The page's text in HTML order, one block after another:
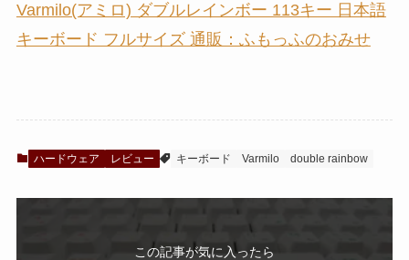
Varmilo(アミロ) ダブルレインボー 113キー 日本語
キーボード フルサイズ 通販：ふもっふのおみせ
ハードウェア レビュー キーボード Varmilo double rainbow
この記事が気に入ったら